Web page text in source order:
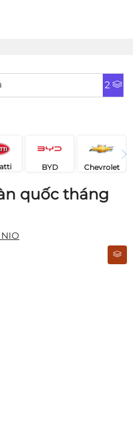
2
BYD Chevrolet
quốc tháng